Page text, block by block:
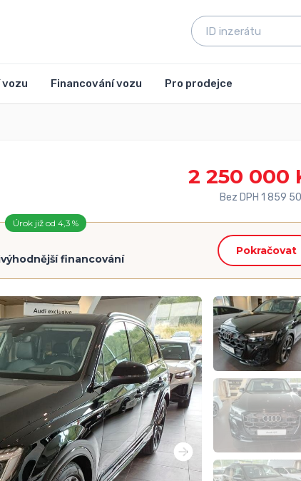
Financování vozu Pro prodejce
2 250 000
Bez DPH 1 859
Úrok již od 4,3 %
financování
Pokračovat